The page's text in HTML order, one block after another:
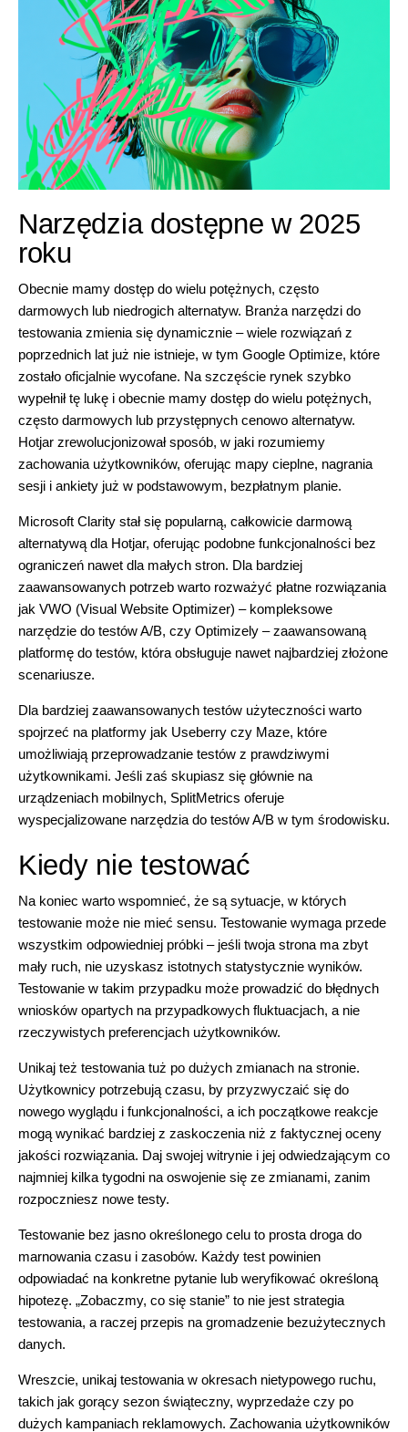
Narzędzia dostępne w 2025
roku
Obecnie mamy dostęp do wielu potężnych, często
darmowych lub niedrogich alternatyw. Branża narzędzi do
testowania zmienia się dynamicznie – wiele rozwiązań z
poprzednich lat już nie istnieje, w tym Google Optimize, które
zostało oficjalnie wycofane. Na szczęście rynek szybko
wypełnił tę lukę i obecnie mamy dostęp do wielu potężnych,
często darmowych lub przystępnych cenowo alternatyw.
Hotjar zrewolucjonizował sposób, w jaki rozumiemy
zachowania użytkowników, oferując mapy cieplne, nagrania
sesji i ankiety już w podstawowym, bezpłatnym planie.
Microsoft Clarity stał się popularną, całkowicie darmową
alternatywą dla Hotjar, oferując podobne funkcjonalności bez
ograniczeń nawet dla małych stron. Dla bardziej
zaawansowanych potrzeb warto rozważyć płatne rozwiązania
jak VWO (Visual Website Optimizer) – kompleksowe
narzędzie do testów A/B, czy Optimizely – zaawansowaną
platformę do testów, która obsługuje nawet najbardziej złożone
scenariusze.
Dla bardziej zaawansowanych testów użyteczności warto
spojrzeć na platformy jak Useberry czy Maze, które
umożliwiają przeprowadzanie testów z prawdziwymi
użytkownikami. Jeśli zaś skupiasz się głównie na
urządzeniach mobilnych, SplitMetrics oferuje
wyspecjalizowane narzędzia do testów A/B w tym środowisku.
Kiedy nie testować
Na koniec warto wspomnieć, że są sytuacje, w których
testowanie może nie mieć sensu. Testowanie wymaga przede
wszystkim odpowiedniej próbki – jeśli twoja strona ma zbyt
mały ruch, nie uzyskasz istotnych statystycznie wyników.
Testowanie w takim przypadku może prowadzić do błędnych
wniosków opartych na przypadkowych fluktuacjach, a nie
rzeczywistych preferencjach użytkowników.
Unikaj też testowania tuż po dużych zmianach na stronie.
Użytkownicy potrzebują czasu, by przyzwyczaić się do
nowego wyglądu i funkcjonalności, a ich początkowe reakcje
mogą wynikać bardziej z zaskoczenia niż z faktycznej oceny
jakości rozwiązania. Daj swojej witrynie i jej odwiedzającym co
najmniej kilka tygodni na oswojenie się ze zmianami, zanim
rozpoczniesz nowe testy.
Testowanie bez jasno określonego celu to prosta droga do
marnowania czasu i zasobów. Każdy test powinien
odpowiadać na konkretne pytanie lub weryfikować określoną
hipotezę. „Zobaczmy, co się stanie” to nie jest strategia
testowania, a raczej przepis na gromadzenie bezużytecznych
danych.
Wreszcie, unikaj testowania w okresach nietypowego ruchu,
takich jak gorący sezon świąteczny, wyprzedaże czy po
dużych kampaniach reklamowych. Zachowania użytkowników